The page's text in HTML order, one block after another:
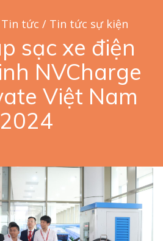
sạc xe điện
NVCharge
Việt Nam
2024
Tin tức / Tin tức sự kiện